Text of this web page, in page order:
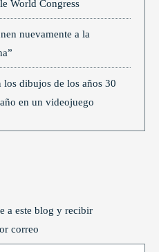
World Congress
nuevamente a la
los dibujos de los años 30
en un videojuego
a este blog y recibir
correo